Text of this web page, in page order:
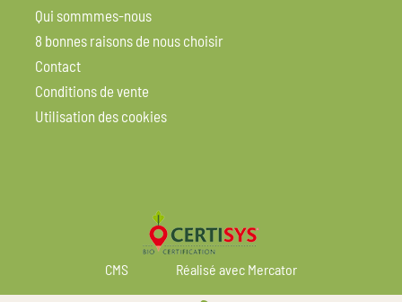
Qui sommmes-nous
8 bonnes raisons de nous choisir
Contact
Conditions de vente
Utilisation des cookies
CMS Réalisé avec Mercator